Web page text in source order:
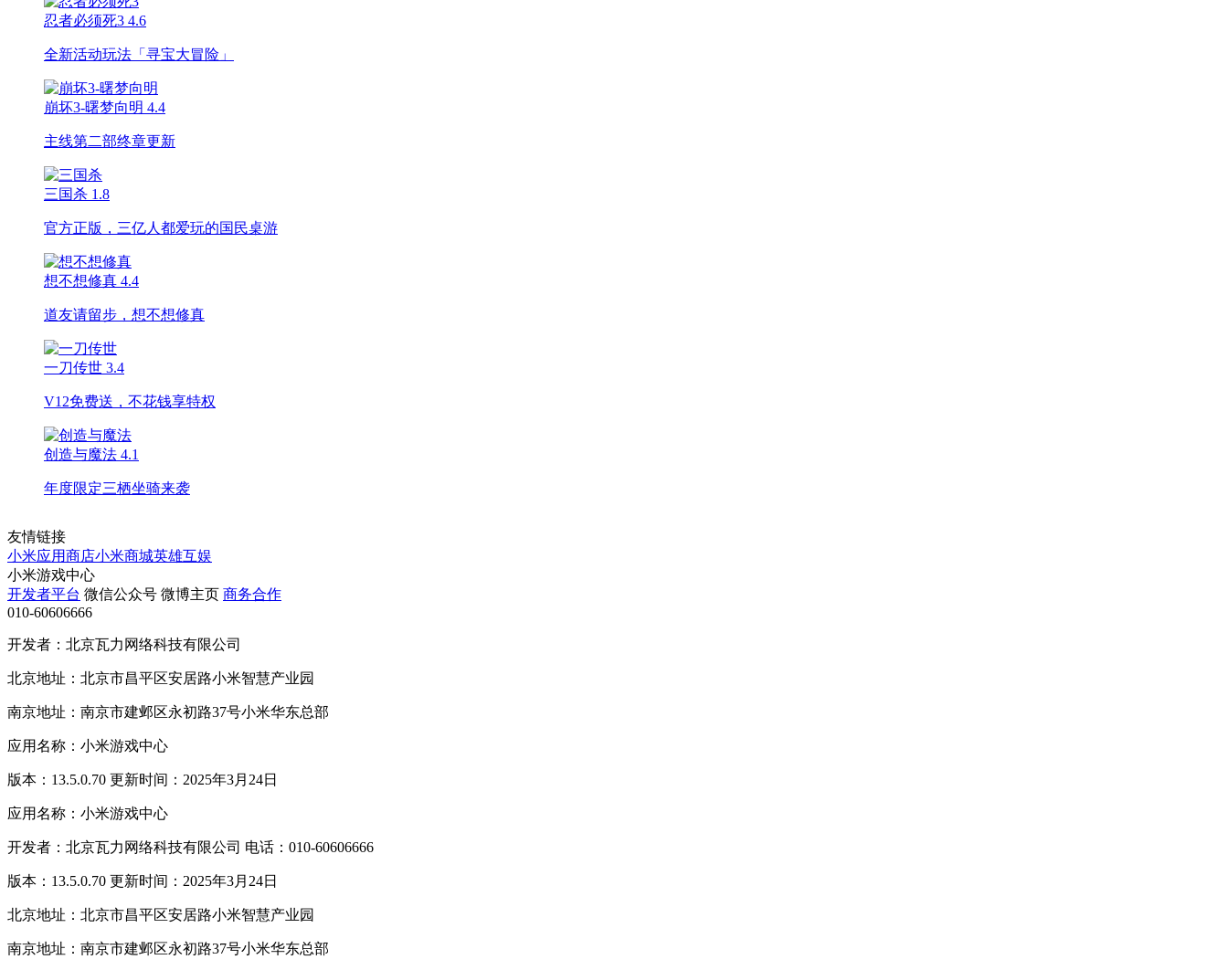
忍者必须死3 4.6
全新活动玩法「寻宝大冒险」
崩坏3-曙梦向明 4.4
主线第二部终章更新
三国杀 1.8
官方正版，三亿人都爱玩的国民桌游
想不想修真 4.4
道友请留步，想不想修真
一刀传世 3.4
V12免费送，不花钱享特权
创造与魔法 4.1
年度限定三栖坐骑来袭
友情链接
小米应用商店小米商城英雄互娱
小米游戏中心
开发者平台 微信公众号 微博主页 商务合作
010-60606666
开发者：北京瓦力网络科技有限公司
北京地址：北京市昌平区安居路小米智慧产业园
南京地址：南京市建邺区永初路37号小米华东总部
应用名称：小米游戏中心
版本：13.5.0.70 更新时间：2025年3月24日
应用名称：小米游戏中心
开发者：北京瓦力网络科技有限公司 电话：010-60606666
版本：13.5.0.70 更新时间：2025年3月24日
北京地址：北京市昌平区安居路小米智慧产业园
南京地址：南京市建邺区永初路37号小米华东总部